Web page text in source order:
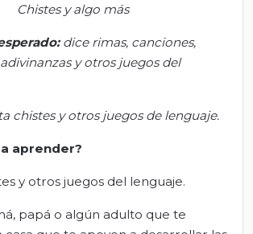
Chistes y algo más
dice rimas, canciones,
y otros juegos del
chistes y otros juegos de lenguaje.
aprender?
y otros juegos del lenguaje.
papá o algún adulto que te